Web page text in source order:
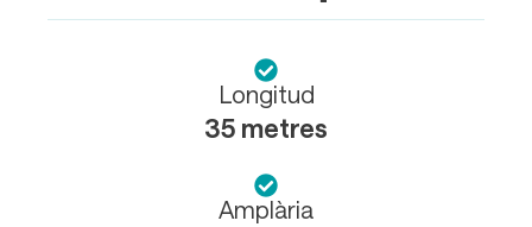
Longitud
35 metres
Amplària